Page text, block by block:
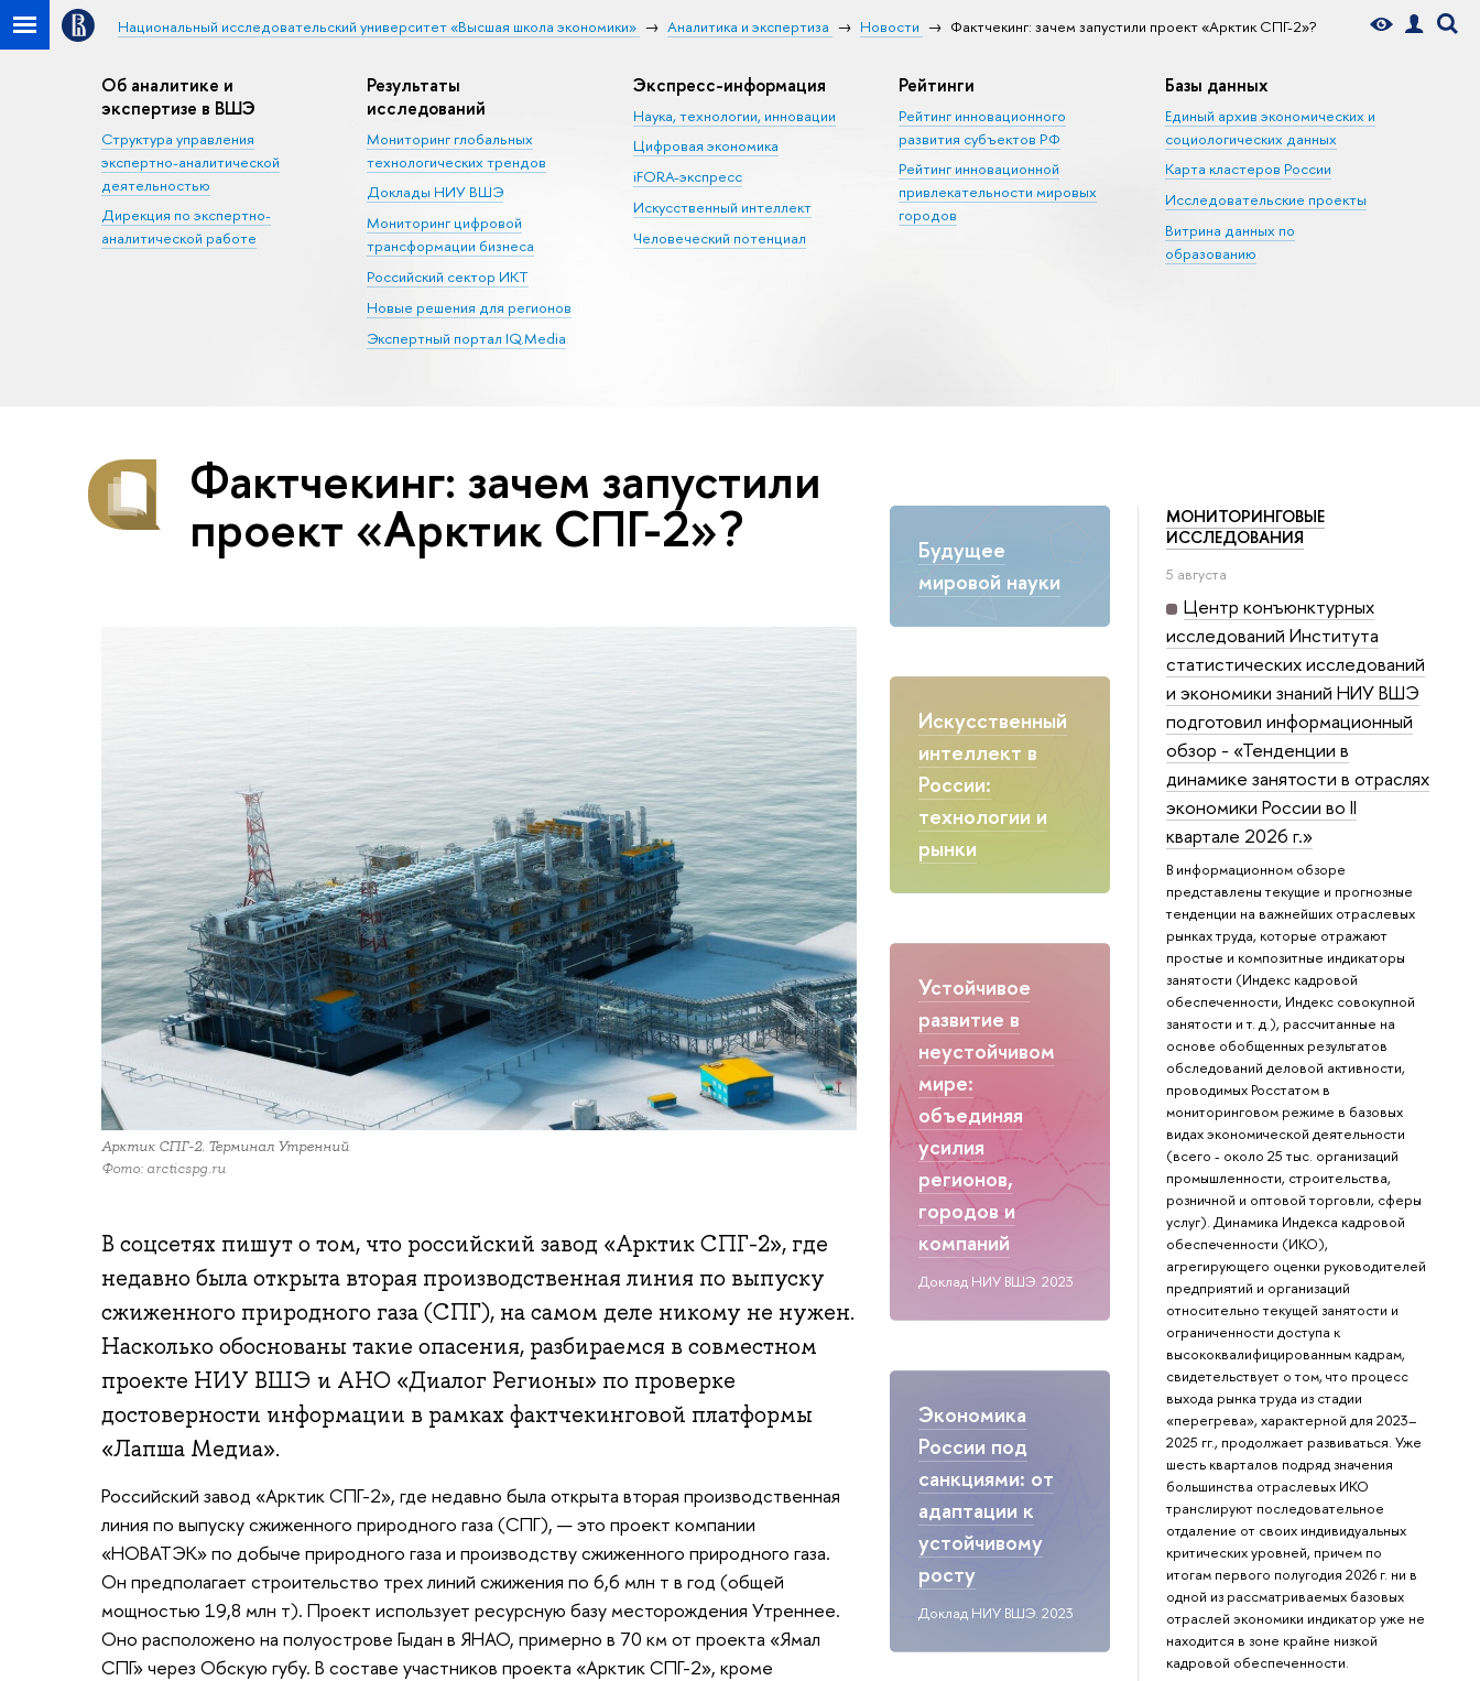
Национальный исследовательский университет «Высшая школа экономики» Аналитика и экспертиза Новости Фактчекинг: зачем запустили проект «Арктик СПГ-2»?
Об аналитике и
экспертизе в ВШЭ
Структура управления
экспертно-аналитической
деятельностью
Дирекция по экспертно-
аналитической работе
Результаты
исследований
Мониторинг глобальных
технологических трендов
Доклады НИУ ВШЭ
Мониторинг цифровой
трансформации бизнеса
Российский сектор ИКТ
Новые решения для регионов
Экспертный портал IQ.Media
Экспресс-информация
Наука, технологии, инновации
Цифровая экономика
iFORA-экспресс
Искусственный интеллект
Человеческий потенциал
Рейтинги
Рейтинг инновационного
развития субъектов РФ
Рейтинг инновационной
привлекательности мировых
городов
Базы данных
Единый архив экономических и
социологических данных
Карта кластеров России
Исследовательские проекты
Витрина данных по
образованию
Будущее
мировой науки
Искусственный
интеллект в
России:
технологии и
рынки
Устойчивое
развитие в
неустойчивом
мире:
объединяя
усилия
регионов,
городов и
компаний
Доклад НИУ ВШЭ. 2023
Экономика
России под
санкциями: от
адаптации к
устойчивому
росту
Доклад НИУ ВШЭ. 2023
МОНИТОРИНГОВЫЕ
ИССЛЕДОВАНИЯ
5 августа
Центр конъюнктурных
исследований Института
статистических исследований
и экономики знаний НИУ ВШЭ
подготовил информационный
обзор - «Тенденции в
динамике занятости в отраслях
экономики России во II
квартале 2026 г.»
В информационном обзоре
представлены текущие и прогнозные
тенденции на важнейших отраслевых
рынках труда, которые отражают
простые и композитные индикаторы
занятости (Индекс кадровой
обеспеченности, Индекс совокупной
занятости и т. д.), рассчитанные на
основе обобщенных результатов
обследований деловой активности,
проводимых Росстатом в
мониторинговом режиме в базовых
видах экономической деятельности
(всего - около 25 тыс. организаций
промышленности, строительства,
розничной и оптовой торговли, сферы
услуг). Динамика Индекса кадровой
обеспеченности (ИКО),
агрегирующего оценки руководителей
предприятий и организаций
относительно текущей занятости и
ограниченности доступа к
высококвалифицированным кадрам,
свидетельствует о том, что процесс
выхода рынка труда из стадии
«перегрева», характерной для 2023–
2025 гг., продолжает развиваться. Уже
шесть кварталов подряд значения
большинства отраслевых ИКО
транслируют последовательное
отдаление от своих индивидуальных
критических уровней, причем по
итогам первого полугодия 2026 г. ни в
одной из рассматриваемых базовых
отраслей экономики индикатор уже не
находится в зоне крайне низкой
кадровой обеспеченности.
Фактчекинг: зачем запустили
проект «Арктик СПГ-2»?
Арктик СПГ-2. Терминал Утренний
Фото: arcticspg.ru
В соцсетях пишут о том, что российский завод «Арктик СПГ-2», где
недавно была открыта вторая производственная линия по выпуску
сжиженного природного газа (СПГ), на самом деле никому не нужен.
Насколько обоснованы такие опасения, разбираемся в совместном
проекте НИУ ВШЭ и АНО «Диалог Регионы» по проверке
достоверности информации в рамках фактчекинговой платформы
«Лапша Медиа».
Российский завод «Арктик СПГ-2», где недавно была открыта вторая производственная
линия по выпуску сжиженного природного газа (СПГ), — это проект компании
«НОВАТЭК» по добыче природного газа и производству сжиженного природного газа.
Он предполагает строительство трех линий сжижения по 6,6 млн т в год (общей
мощностью 19,8 млн т). Проект использует ресурсную базу месторождения Утреннее.
Оно расположено на полуострове Гыдан в ЯНАО, примерно в 70 км от проекта «Ямал
СПГ» через Обскую губу. В составе участников проекта «Арктик СПГ-2», кроме